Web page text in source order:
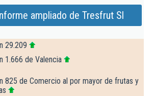
ampliado de Tresfrut Sl
29.209
1.666 de Valencia
825 de Comercio al por mayor de frutas y